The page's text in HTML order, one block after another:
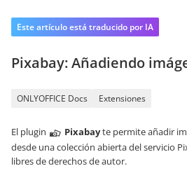
Este artículo está traducido por IA
Pixabay: Añadiendo
ONLYOFFICE Docs Extensiones
El plugin Pixabayte permite añadir
desde una colección abierta del servicio
libres de derechos de autor.